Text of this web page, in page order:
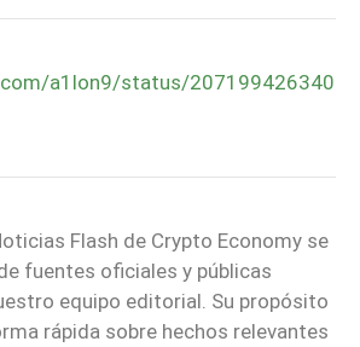
a1lon9/status/207199426340
Flash de Crypto Economy se
fuentes oficiales y públicas
equipo editorial. Su propósito
rápida sobre hechos relevantes